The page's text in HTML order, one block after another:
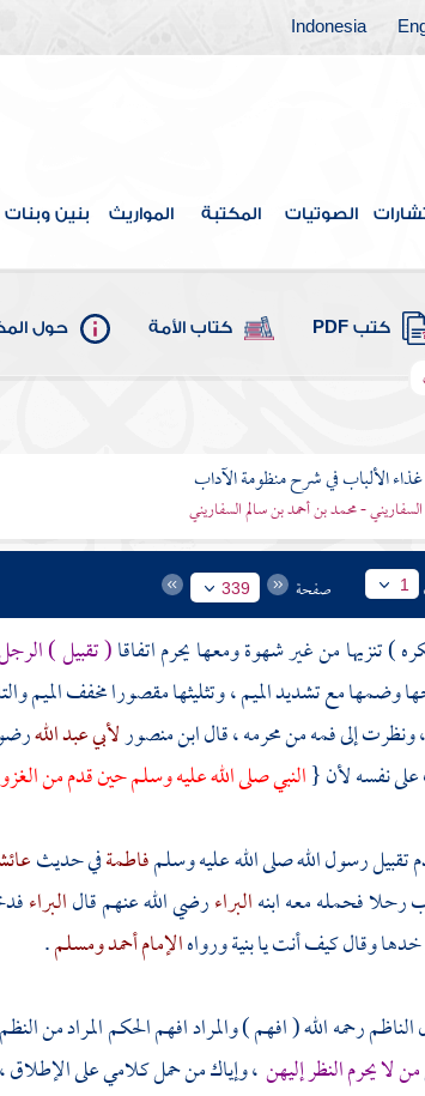
Indonesia
الصوتيات المكتبة المواريث بنين وبنات
كتب PDF كتاب الأمة حول
غذاء الألباب في شرح منظومة الآداب
السفاريني - محمد بن أحمد بن سالم السفاريني
1 صفحة 339
) تنزيها من غير شهوة ومعها يحرم اتفاقا( تقبيل )
وضمها مع تشديد الميم ، وتثليثها مقصورا مخفف الميم
ونظرت إلى فمه من محرمه ، قالابن منصورلأبي عبد الله
نفسه لأن {النبي صلى الله عليه وسلم حين قدم من
تقبيل رسول الله صلى الله عليه وسلمفاطمةفي حديث
رحلا فحمله معه ابنهالبراءرضي الله عنهم قالالبراء
وقال كيف أنت يا بنية ورواهالإمام أحمدومسلم.
الناظمرحمه الله ( افهم ) والمراد افهم الحكم المراد من
من لا يحرم النظر إليهن، وإياك من حمل كلامي على الإطلاق